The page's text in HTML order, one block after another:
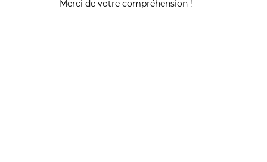
Merci de votre compréhension !